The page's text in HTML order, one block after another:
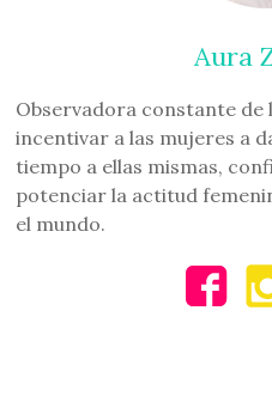
Aura
Observadora constante de
incentivar a las mujeres a
tiempo a ellas mismas,
potenciar la actitud
el mundo.